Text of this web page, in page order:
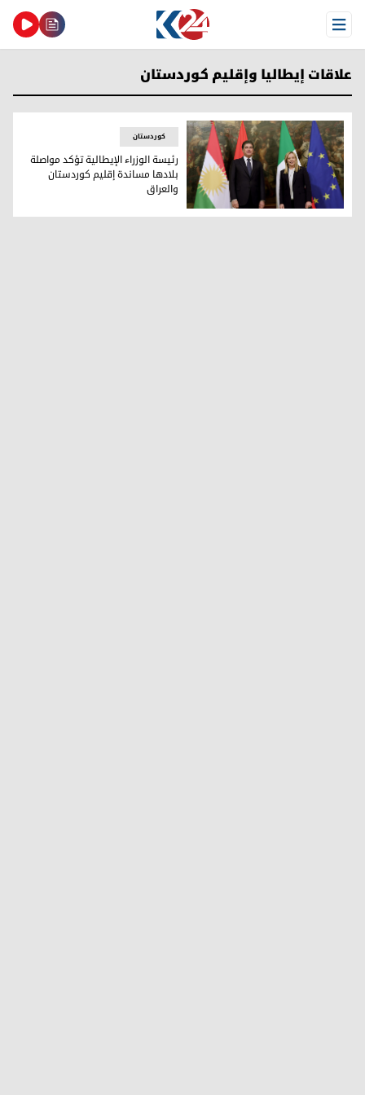
Open Menu
علاقات إيطاليا وإقليم كوردستان
رئيسة الوزراء الإيطالية تؤكد مواصلة بلادها مساندة إقليم
کوردستان
رئيسة الوزراء الإيطالية تؤكد مواصلة
بلادها مساندة إقليم كوردستان
والعراق